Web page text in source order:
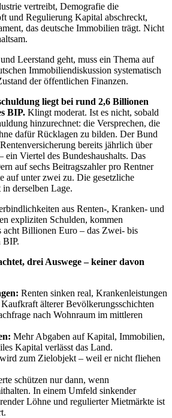
vertreibt, Demografie die
und Regulierung Kapital abschreckt,
das deutsche Immobilien trägt. Nicht
Leerstand geht, muss ein Thema auf
Immobiliendiskussion systematisch
der öffentlichen Finanzen.
liegt bei rund 2,6 Billionen
BIP. Klingt moderat. Ist es nicht, sobald
hinzurechnet: die Versprechen, die
dafür Rücklagen zu bilden. Der Bund
bereits jährlich über
Viertel des Bundeshaushalts. Das
auf sechs Beitragszahler pro Rentner
auf unter zwei zu. Die gesetzliche
derselben Lage.
aus Renten-, Kranken- und
expliziten Schulden, kommen
acht Billionen Euro – das Zwei- bis
BIP.
drei Auswege – keiner davon
Renten sinken real, Krankenleistungen
älterer Bevölkerungsschichten
nach Wohnraum im mittleren
Mehr Abgaben auf Kapital, Immobilien,
Kapital verlässt das Land.
zum Zielobjekt – weil er nicht fliehen
schützen nur dann, wenn
In einem Umfeld sinkender
Löhne und regulierter Mietmärkte ist